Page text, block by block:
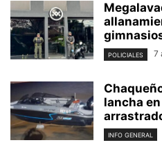
POLICIALES 7
lancha
INFO GENERAL